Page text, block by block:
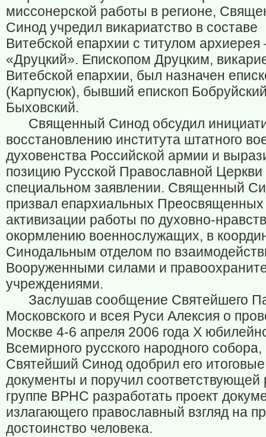
миссонерской работы в регионе,
Синод учредил викариатство в составе
Витебской епархии с титулом
«Друцкий». Епископом Друцким,
Витебской епархии, был назначен
(Карпусюк), бывший епископ
Быховский.
Священный Синод обсудил
восстановлению института штатного
духовенства Российской армии и
позицию Русской Православной Церкви
специальном заявлении. Священный
призвал епархиальных Преосвященных
активизации работы по духовно-
окормлению военнослужащих, в
Синодальным отделом по
Вооруженными силами и
учреждениями.
Заслушав сообщение Святейшего
Московского и всея Руси Алексия о
Москве 4-6 апреля 2006 года X
Всемирного русского народного собора,
Святейший Синод одобрил его итоговые
документы и поручил соответствующей
группе ВРНС разработать проект
излагающего православный взгляд на
достоинство человека.